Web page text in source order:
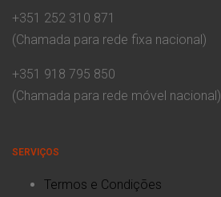
+351 252 310 871
(Chamada para rede fixa nacional)
+351 918 795 850
(Chamada para rede móvel nacional)
SERVIÇOS
Termos e Condições